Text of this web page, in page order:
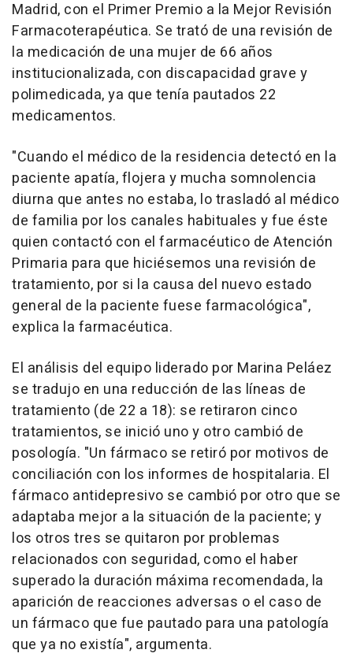
Madrid, con el Primer Premio a la Mejor Revisión
Farmacoterapéutica. Se trató de una revisión de
la medicación de una mujer de 66 años
institucionalizada, con discapacidad grave y
polimedicada, ya que tenía pautados 22
medicamentos.
"Cuando el médico de la residencia detectó en la
paciente apatía, flojera y mucha somnolencia
diurna que antes no estaba, lo trasladó al médico
de familia por los canales habituales y fue éste
quien contactó con el farmacéutico de Atención
Primaria para que hiciésemos una revisión de
tratamiento, por si la causa del nuevo estado
general de la paciente fuese farmacológica",
explica la farmacéutica.
El análisis del equipo liderado por Marina Peláez
se tradujo en una reducción de las líneas de
tratamiento (de 22 a 18): se retiraron cinco
tratamientos, se inició uno y otro cambió de
posología. "Un fármaco se retiró por motivos de
conciliación con los informes de hospitalaria. El
fármaco antidepresivo se cambió por otro que se
adaptaba mejor a la situación de la paciente; y
los otros tres se quitaron por problemas
relacionados con seguridad, como el haber
superado la duración máxima recomendada, la
aparición de reacciones adversas o el caso de
un fármaco que fue pautado para una patología
que ya no existía", argumenta.